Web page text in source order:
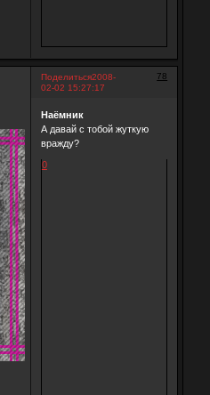
Поделиться 78
2008-
02-02 15:27:17
Наёмник
А давай с тобой жуткую
вражду?
0